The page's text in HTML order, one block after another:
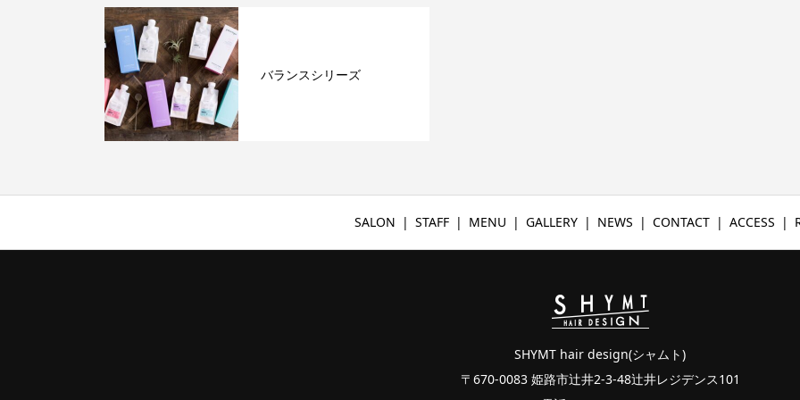
バランスシリーズ
SALON STAFF MENU GALLERY NEWS CONTACT ACCESS
SHYMT hair design(シャムト)
〒670-0083 姫路市辻井2-3-48辻井レジデンス101